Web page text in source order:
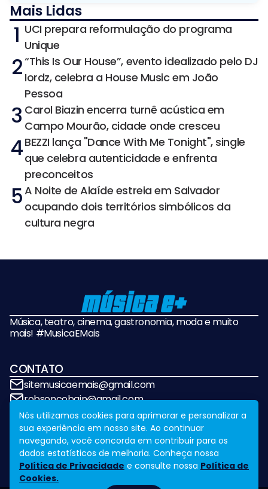
Mais Lidas
1 UCI prepara reformulação do programa
Unique
2“This Is Our House”, evento idealizado pelo DJ
Iordz, celebra a House Music em João
Pessoa
3 Carol Biazin encerra turnê acústica em
Campo Mourão, cidade onde cresceu
4BEZZI lança "Dance With Me Tonight", single
que celebra autenticidade e enfrenta
preconceitos
5A Noite de Alaíde estreia em Salvador
ocupando dois territórios simbólicos da
cultura negra
Música, teatro, cinema, gastronomia, moda e muito
mais! #MusicaEMais
CONTATO
sitemusicaemais@gmail.com
robsoncobain@gmail.com
REDES SOCIAIS
Nós utilizamos cookies para aprimorar e personalizar a
sua experiência em nosso site. Ao continuar
navegando, você concorda em contribuir para os
dados estatísticos de melhoria. Conheça nossa
Política de Privacidade e consulte nossa Política de
Cookies.